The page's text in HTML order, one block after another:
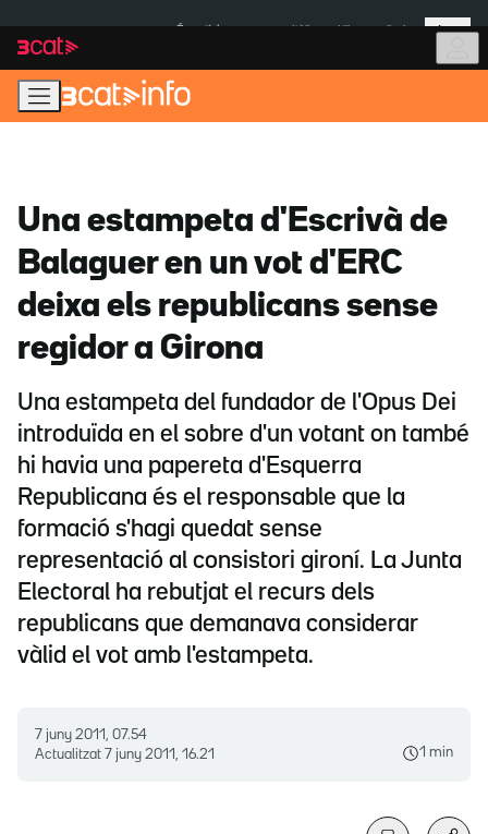
navegació
principal
contingut
Més
Una estampeta d'Escrivà de
Balaguer en un vot d'ERC
deixa els republicans sense
regidor a Girona
Una estampeta del fundador de l'Opus Dei
introduïda en el sobre d'un votant on també
hi havia una papereta d'Esquerra
Republicana és el responsable que la
formació s'hagi quedat sense
representació al consistori gironí. La Junta
Electoral ha rebutjat el recurs dels
republicans que demanava considerar
vàlid el vot amb l'estampeta.
7 juny 2011, 07.54
Actualitzat 7 juny 2011, 16.21 1 min